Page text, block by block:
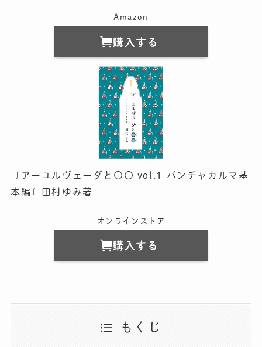
Amazon
購入する
『アーユルヴェーダと〇〇 vol.1 パンチャカルマ基
本編』田村ゆみ著
オンラインストア
購入する
もくじ